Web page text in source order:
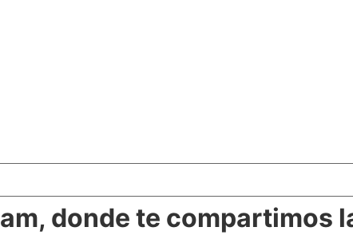
donde te compartimos